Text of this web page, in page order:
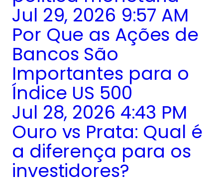
Jul 29, 2026 9:57 AM
Por Que as Ações de
Bancos São
Importantes para o
Índice US 500
Jul 28, 2026 4:43 PM
Ouro vs Prata: Qual é
a diferença para os
investidores?